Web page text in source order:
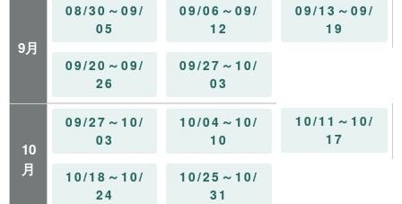
9月
08/30～09/
05
09/06～09/
12
09/13～09/
19
09/20～09/
26
09/27～10/
03
10
月
09/27～10/
03
10/04～10/
10
10/11～10/
17
10/18～10/
24
10/25～10/
31